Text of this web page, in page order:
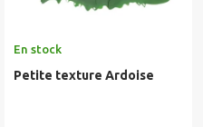
En stock
Petite texture Ardoise